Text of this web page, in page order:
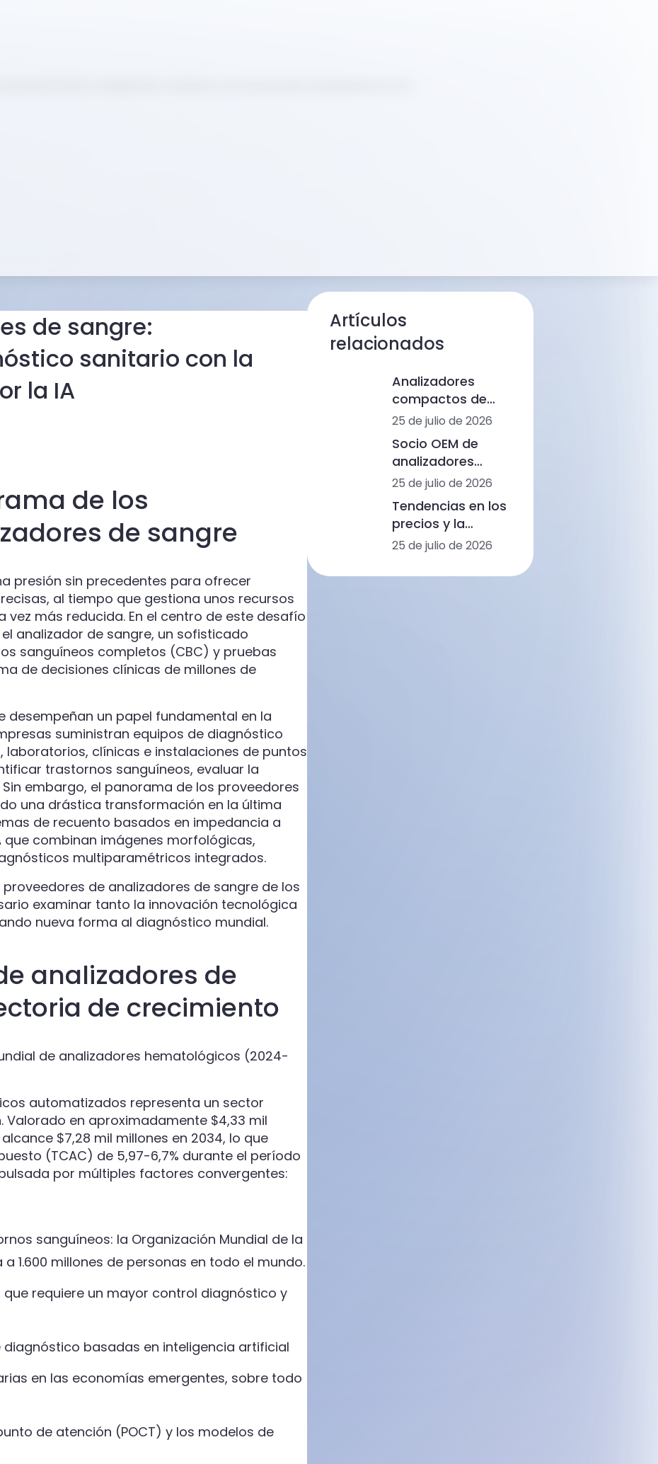
el diagnóstico sanitario con la innovación impulsada por la IA
de sangre:
sanitario con la
la IA
de los
de sangre
presión sin precedentes para ofrecer
al tiempo que gestiona unos recursos
más reducida. En el centro de este desafío
analizador de sangre, un sofisticado
sanguíneos completos (CBC) y pruebas
de decisiones clínicas de millones de
desempeñan un papel fundamental en la
suministran equipos de diagnóstico
laboratorios, clínicas e instalaciones de puntos
trastornos sanguíneos, evaluar la
embargo, el panorama de los proveedores
una drástica transformación en la última
de recuento basados en impedancia a
combinan imágenes morfológicas,
multiparamétricos integrados.
de analizadores de sangre de los
examinar tanto la innovación tecnológica
nueva forma al diagnóstico mundial.
analizadores de
de crecimiento
de analizadores hematológicos (2024-
automatizados representa un sector
en aproximadamente $4,33 mil
$7,28 mil millones en 2034, lo que
(TCAC) de 5,97-6,7% durante el período
por múltiples factores convergentes:
sanguíneos: la Organización Mundial de la
1.600 millones de personas en todo el mundo.
requiere un mayor control diagnóstico y
basadas en inteligencia artificial
en las economías emergentes, sobre todo
de atención (POCT) y los modelos de
Artículos
relacionados
Analizadores
compactos de
análisis
sanguíneos
multipanel para
clínicas humanas:
desde el
hemograma
completo hasta
los
inmunoensayos y
la bioquímica
25 de julio de 2026
Socio OEM de
analizadores
bioquímicos:
creando valor a
largo plazo en el
diagnóstico
humano y
25 de julio de 2026
Tendencias en los
precios y la
tecnología de los
hematológicos en
25 de julio de 2026